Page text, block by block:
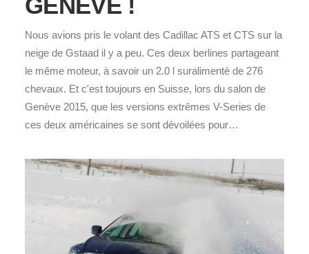
Nous avions pris le volant des Cadillac ATS et CTS sur la
neige de Gstaad il y a peu. Ces deux berlines partageant
le même moteur, à savoir un 2.0 l suralimenté de 276
chevaux. Et c'est toujours en Suisse, lors du salon de
Genève 2015, que les versions extrêmes V-Series de
ces deux américaines se sont dévoilées pour…